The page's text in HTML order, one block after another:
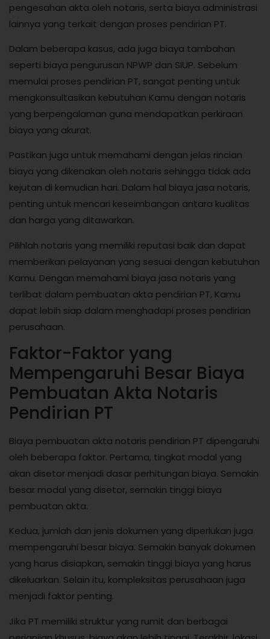
pengesahan akta oleh notaris, serta biaya administrasi
lainnya yang terkait dengan proses pendirian PT.
Dalam beberapa kasus, ada juga biaya tambahan
seperti biaya pengurusan NPWP dan SIUP. Sebelum
memulai proses pendirian PT, sangat penting untuk
mengkonsultasikan kebutuhan Kamu dengan notaris
yang berpengalaman guna mendapatkan perkiraan
biaya yang akurat.
Pastikan juga untuk memahami dengan jelas rincian
biaya yang dikenakan oleh notaris sehingga tidak ada
kejutan di kemudian hari. Dalam hal biaya jasa notaris,
penting untuk mencari keseimbangan antara kualitas
dan harga yang ditawarkan.
Pilihlah notaris yang memiliki reputasi baik dan dapat
memberikan pelayanan yang sesuai dengan kebutuhan
Kamu. Dengan memahami biaya jasa notaris yang
terlibat dalam pembuatan akta pendirian PT, Kamu
dapat lebih siap dalam menghadapi proses pendirian
perusahaan.
Faktor-Faktor yang
Mempengaruhi Besar Biaya
Pembuatan Akta Notaris
Pendirian PT
Biaya pembuatan akta notaris pendirian PT dipengaruhi
oleh beberapa faktor. Pertama, tingkat modal yang
akan disetor menjadi dasar perhitungan biaya. Semakin
besar modal yang disetor, semakin tinggi biaya
pembuatan akta.
Kedua, jumlah dan jenis dokumen yang diperlukan juga
mempengaruhi besar biaya. Semakin banyak dokumen
yang harus disiapkan, semakin tinggi biaya yang harus
dikeluarkan. Selain itu, kompleksitas perusahaan juga
menjadi faktor penting.
Jika PT memiliki struktur yang rumit dan berbagai